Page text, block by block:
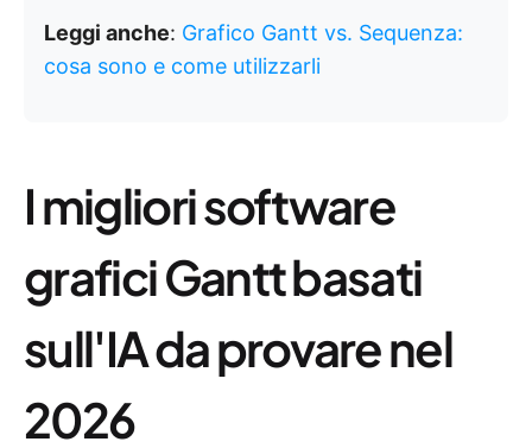
Leggi anche: Grafico Gantt vs. Sequenza:
cosa sono e come utilizzarli
I migliori software
grafici Gantt basati
sull'IA da provare nel
2026